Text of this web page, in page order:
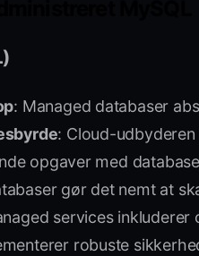
: Managed databaser
: Cloud-
opgaver med
gør det nemt at
services
robuste